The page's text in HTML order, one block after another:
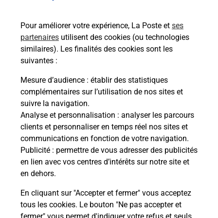
Pour améliorer votre expérience, La Poste et ses
partenaires utilisent des cookies (ou technologies
similaires). Les finalités des cookies sont les
suivantes :
Mesure d’audience : établir des statistiques
complémentaires sur l’utilisation de nos sites et
suivre la navigation.
Analyse et personnalisation : analyser les parcours
clients et personnaliser en temps réel nos sites et
communications en fonction de votre navigation.
Publicité : permettre de vous adresser des publicités
en lien avec vos centres d’intérêts sur notre site et
en dehors.
En cliquant sur "Accepter et fermer" vous acceptez
tous les cookies. Le bouton "Ne pas accepter et
Comment demander une
modification de livraison ?
Comment La Poste participe-t-elle
à votre sécurité au quotidien ?
Puis-je passer mon code de la route
avec La Poste et sous quelles
conditions ?